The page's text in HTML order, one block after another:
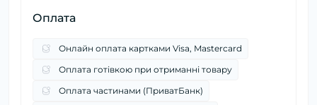
Оплата
Онлайн оплата картками Visa, Mastercard
Оплата готівкою при отриманні товару
Оплата частинами (ПриватБанк)